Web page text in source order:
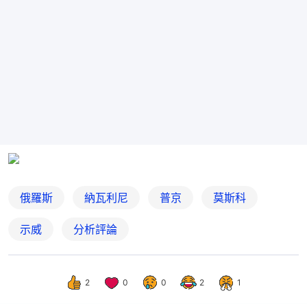
俄羅斯 納瓦利尼 普京 莫斯科
示威 分析評論
2 0 0 2 1